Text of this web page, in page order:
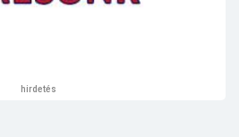
hirdetés